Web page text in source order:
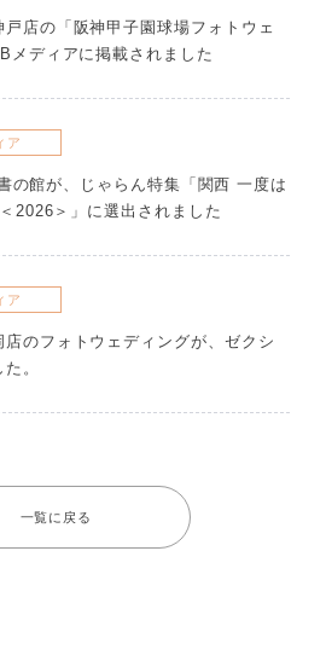
店の「阪神甲子園球場フォトウェ
メディアに掲載されました
ア
の館が、じゃらん特集「関西 一度は
2026＞」に選出されました
ア
のフォトウェディングが、ゼクシ
。
一覧に戻る